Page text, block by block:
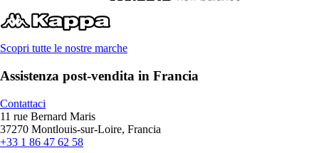
Scopri tutte le nostre marche
Assistenza post-vendita in Francia
Contattaci
11 rue Bernard Maris
37270 Montlouis-sur-Loire, Francia
+33 1 86 47 62 58